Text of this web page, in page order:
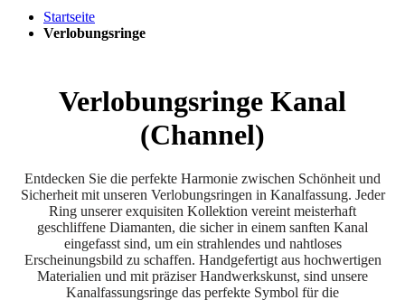
Startseite
Verlobungsringe
Verlobungsringe Kanal
(Channel)
Entdecken Sie die perfekte Harmonie zwischen Schönheit und
Sicherheit mit unseren Verlobungsringen in Kanalfassung. Jeder
Ring unserer exquisiten Kollektion vereint meisterhaft
geschliffene Diamanten, die sicher in einem sanften Kanal
eingefasst sind, um ein strahlendes und nahtloses
Erscheinungsbild zu schaffen. Handgefertigt aus hochwertigen
Materialien und mit präziser Handwerkskunst, sind unsere
Kanalfassungsringe das perfekte Symbol für die